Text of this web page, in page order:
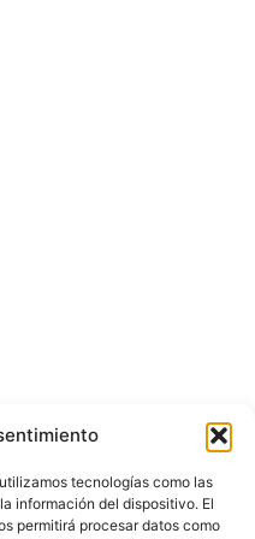
tecnologías como las
información del dispositivo. El
permitirá procesar datos como